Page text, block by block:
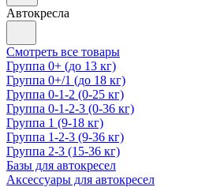
Автокресла
Смотреть все товары
Группа 0+ (до 13 кг)
Группа 0+/1 (до 18 кг)
Группа 0-1-2 (0-25 кг)
Группа 0-1-2-3 (0-36 кг)
Группа 1 (9-18 кг)
Группа 1-2-3 (9-36 кг)
Группа 2-3 (15-36 кг)
Базы для автокресел
Аксессуары для автокресел